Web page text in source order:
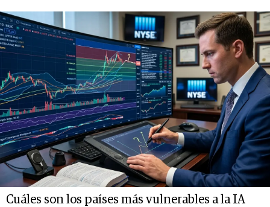
Cuáles son los países más vulnerables a la IA